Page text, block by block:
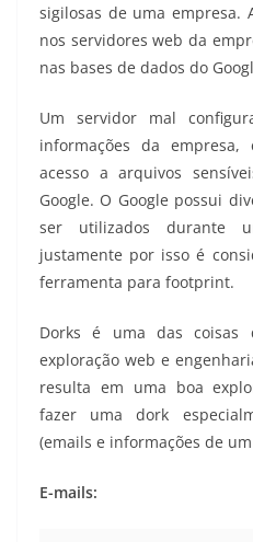
sigilosas de uma empresa.
nos servidores web da
nas bases de dados do
Um servidor mal
informações da
acesso a arquivos
Google. O Google possui
ser utilizados durante
justamente por isso é
ferramenta para footprint.
Dorks é uma das coisas
exploração web e
resulta em uma boa
fazer uma dork
(emails e informações de
E-mails: